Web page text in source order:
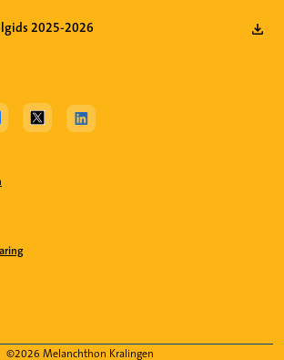
2025-2026
nieuw tabblad)
in een nieuw tabblad)
(Opent in een nieuw tabblad)
(Opent in een nieuw tabblad)
©2026 Melanchthon Kralingen